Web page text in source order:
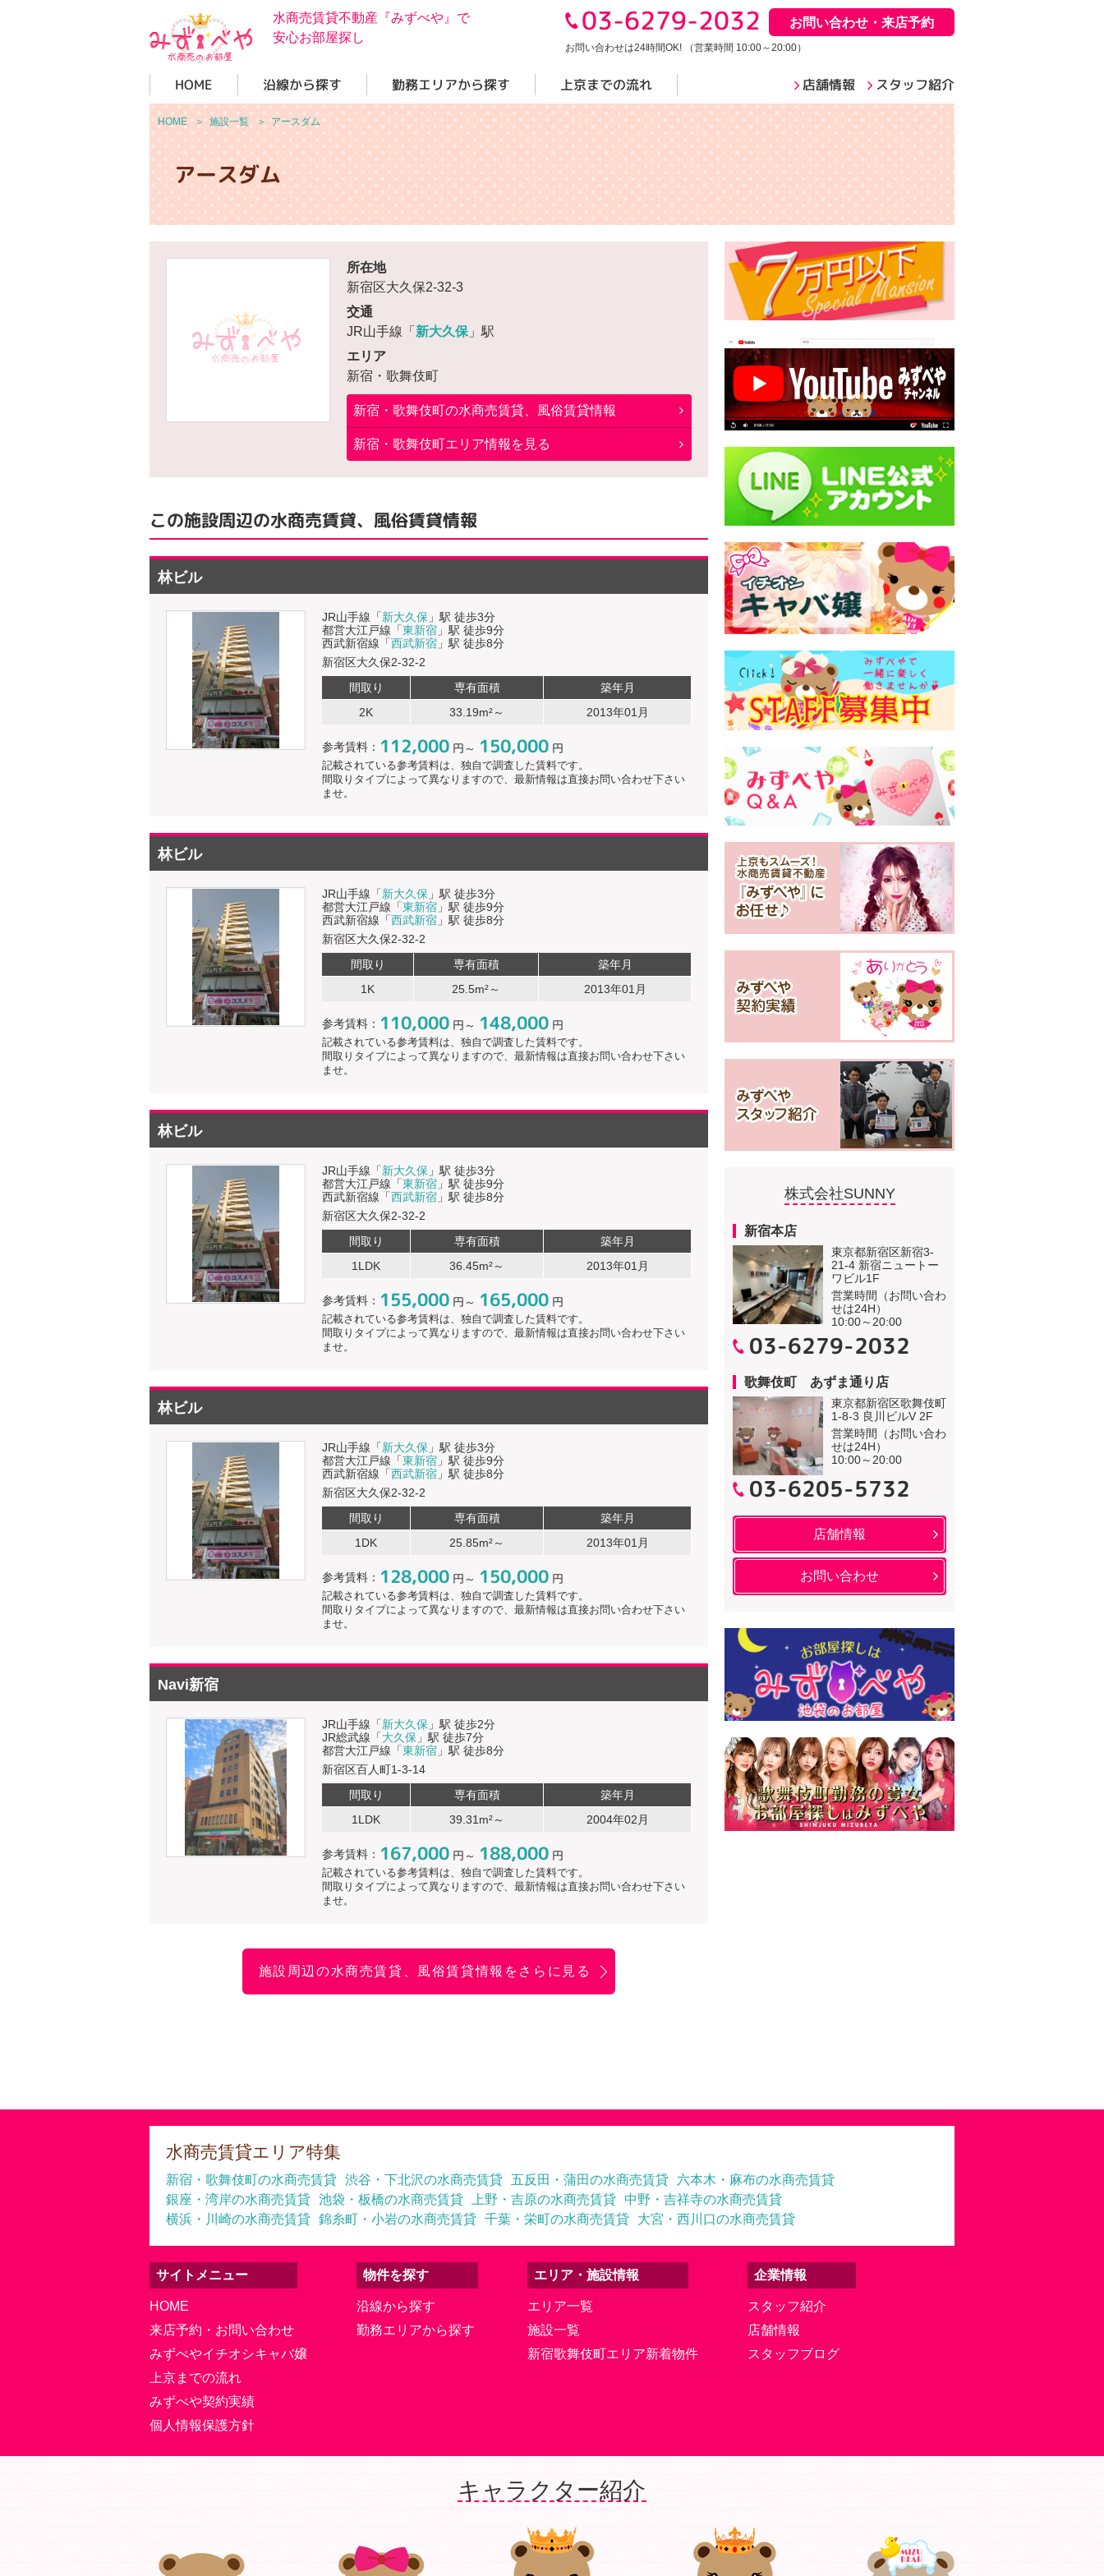
水商売賃貸不動産『みずべや』で
安心お部屋探し
03-6279-2032 お問い合わせ・来店予約
お問い合わせは24時間OK! （営業時間 10:00～20:00）
HOME 沿線から探す 勤務エリアから探す 上京までの流れ 店舗情報 スタッフ紹介
HOME ＞ 施設一覧 ＞アースダム
アースダム
所在地
新宿区大久保2-32-3
交通
JR山手線「 新大久保 」駅
エリア
新宿・歌舞伎町
新宿・歌舞伎町の水商売賃貸、風俗賃貸情報
新宿・歌舞伎町エリア情報を見る
この施設周辺の水商売賃貸、風俗賃貸情報
林ビル
JR山手線「新大久保 」駅 徒歩3分
都営大江戸線「東新宿 」駅 徒歩9分
西武新宿線「西武新宿 」駅 徒歩8分
新宿区大久保2-32-2
間取り
専有面積
築年月
2K
33.19m²～ 2013年01月
参考賃料： 112,000 円～ 150,000 円
記載されている参考賃料は、独自で調査した賃料です。
間取りタイプによって異なりますので、最新情報は直接お問い合わせ下さい
ませ。
林ビル
JR山手線「新大久保 」駅 徒歩3分
都営大江戸線「東新宿 」駅 徒歩9分
西武新宿線「西武新宿 」駅 徒歩8分
新宿区大久保2-32-2
間取り
専有面積
築年月
1K
25.5m²～ 2013年01月
参考賃料： 110,000 円～ 148,000 円
記載されている参考賃料は、独自で調査した賃料です。
間取りタイプによって異なりますので、最新情報は直接お問い合わせ下さい
ませ。
林ビル
JR山手線「新大久保 」駅 徒歩3分
都営大江戸線「東新宿 」駅 徒歩9分
西武新宿線「西武新宿 」駅 徒歩8分
新宿区大久保2-32-2
間取り
専有面積
築年月
1LDK
36.45m²～ 2013年01月
参考賃料： 155,000 円～ 165,000 円
記載されている参考賃料は、独自で調査した賃料です。
間取りタイプによって異なりますので、最新情報は直接お問い合わせ下さい
ませ。
林ビル
JR山手線「新大久保 」駅 徒歩3分
都営大江戸線「東新宿 」駅 徒歩9分
西武新宿線「西武新宿 」駅 徒歩8分
新宿区大久保2-32-2
間取り
専有面積
築年月
1DK
25.85m²～ 2013年01月
参考賃料： 128,000 円～ 150,000 円
記載されている参考賃料は、独自で調査した賃料です。
間取りタイプによって異なりますので、最新情報は直接お問い合わせ下さい
ませ。
Navi新宿
JR山手線「新大久保 」駅 徒歩2分
JR総武線「大久保 」駅 徒歩7分
都営大江戸線「東新宿 」駅 徒歩8分
新宿区百人町1-3-14
間取り
専有面積
築年月
1LDK
39.31m²～ 2004年02月
参考賃料： 167,000 円～ 188,000 円
記載されている参考賃料は、独自で調査した賃料です。
間取りタイプによって異なりますので、最新情報は直接お問い合わせ下さい
ませ。
施設周辺の水商売賃貸、風俗賃貸情報をさらに見る
株式会社SUNNY
新宿本店
東京都新宿区新宿3-
21-4 新宿ニュートー
ワビル1F
営業時間（お問い合わ
せは24H）
10:00～20:00
03-6279-2032
歌舞伎町 あずま通り店
東京都新宿区歌舞伎町
1-8-3 良川ビルV 2F
営業時間（お問い合わ
せは24H）
10:00～20:00
03-6205-5732
店舗情報
お問い合わせ
水商売賃貸エリア特集
新宿・歌舞伎町の水商売賃貸 渋谷・下北沢の水商売賃貸 五反田・蒲田の水商売賃貸
六本木・麻布の水商売賃貸
銀座・湾岸の水商売賃貸 池袋・板橋の水商売賃貸 上野・吉原の水商売賃貸 中野・吉祥寺の水商売賃貸
横浜・川崎の水商売賃貸 錦糸町・小岩の水商売賃貸 千葉・栄町の水商売賃貸 大宮・西川口の水商売賃貸
サイトメニュー
HOME
来店予約・お問い合わせ
みずべやイチオシキャバ嬢
上京までの流れ
みずべや契約実績
個人情報保護方針
物件を探す
沿線から探す
勤務エリアから探す
エリア・施設情報
エリア一覧
施設一覧
新宿歌舞伎町エリア新着物件
企業情報
スタッフ紹介
店舗情報
スタッフブログ
キャラクター紹介